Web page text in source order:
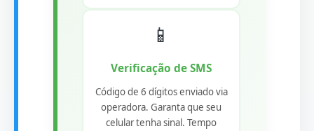
📱
Verificação de SMS
Código de 6 dígitos enviado via
operadora. Garanta que seu
celular tenha sinal. Tempo